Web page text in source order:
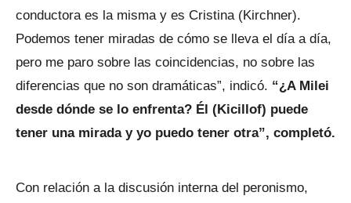
conductora es la misma y es Cristina (Kirchner).
Podemos tener miradas de cómo se lleva el día a día,
pero me paro sobre las coincidencias, no sobre las
diferencias que no son dramáticas”, indicó. “¿A Milei
desde dónde se lo enfrenta? Él (Kicillof) puede
tener una mirada y yo puedo tener otra”, completó.
Con relación a la discusión interna del peronismo,